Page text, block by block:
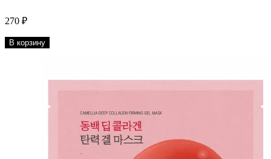
270 ₽
В корзину